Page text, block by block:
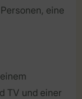
eine
TV und einer